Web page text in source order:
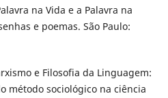
na Vida e a Palavra na
e poemas. São Paulo:
e Filosofia da Linguagem:
método sociológico na ciência